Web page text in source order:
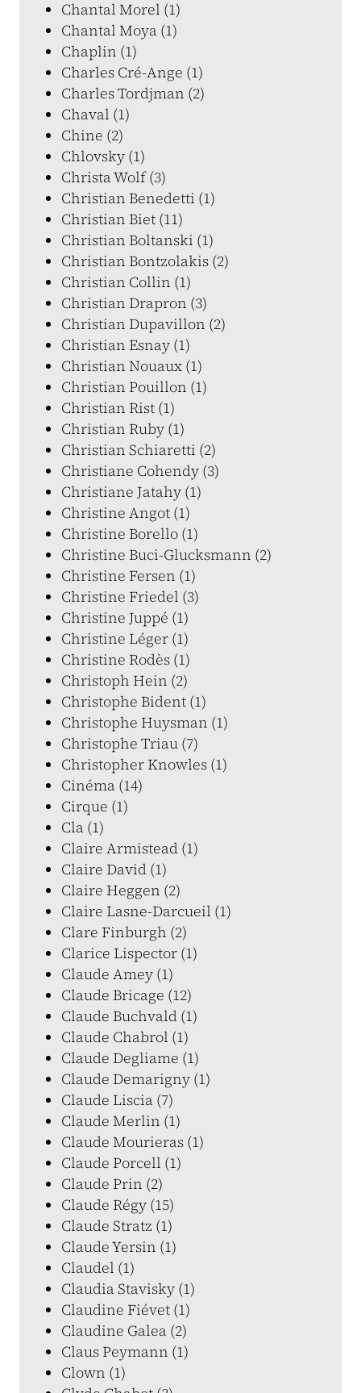
Chantal Morel (1)
Chantal Moya (1)
Chaplin (1)
Charles Cré-Ange (1)
Charles Tordjman (2)
Chaval (1)
Chine (2)
Chlovsky (1)
Christa Wolf (3)
Christian Benedetti (1)
Christian Biet (11)
Christian Boltanski (1)
Christian Bontzolakis (2)
Christian Collin (1)
Christian Drapron (3)
Christian Dupavillon (2)
Christian Esnay (1)
Christian Nouaux (1)
Christian Pouillon (1)
Christian Rist (1)
Christian Ruby (1)
Christian Schiaretti (2)
Christiane Cohendy (3)
Christiane Jatahy (1)
Christine Angot (1)
Christine Borello (1)
Christine Buci-Glucksmann (2)
Christine Fersen (1)
Christine Friedel (3)
Christine Juppé (1)
Christine Léger (1)
Christine Rodès (1)
Christoph Hein (2)
Christophe Bident (1)
Christophe Huysman (1)
Christophe Triau (7)
Christopher Knowles (1)
Cinéma (14)
Cirque (1)
Cla (1)
Claire Armistead (1)
Claire David (1)
Claire Heggen (2)
Claire Lasne-Darcueil (1)
Clare Finburgh (2)
Clarice Lispector (1)
Claude Amey (1)
Claude Bricage (12)
Claude Buchvald (1)
Claude Chabrol (1)
Claude Degliame (1)
Claude Demarigny (1)
Claude Liscia (7)
Claude Merlin (1)
Claude Mourieras (1)
Claude Porcell (1)
Claude Prin (2)
Claude Régy (15)
Claude Stratz (1)
Claude Yersin (1)
Claudel (1)
Claudia Stavisky (1)
Claudine Fiévet (1)
Claudine Galea (2)
Claus Peymann (1)
Clown (1)